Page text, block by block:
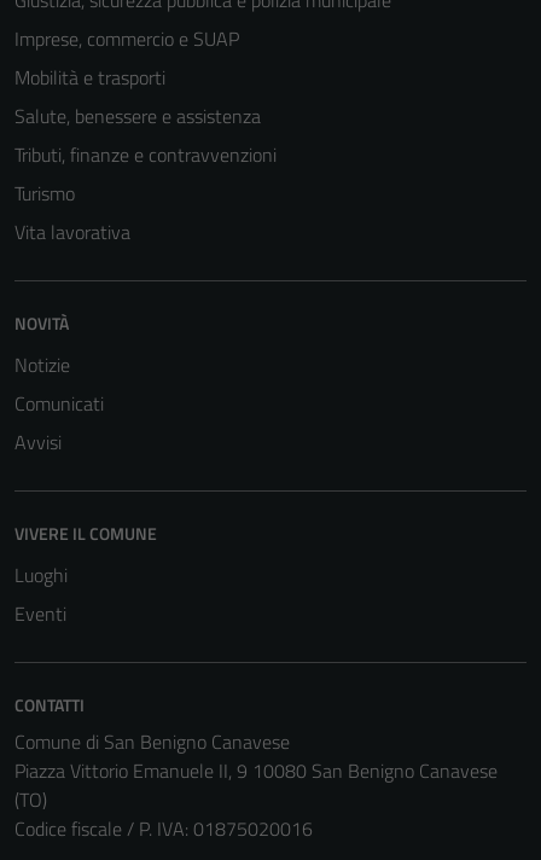
Imprese, commercio e SUAP
Mobilità e trasporti
Salute, benessere e assistenza
Tributi, finanze e contravvenzioni
Turismo
Vita lavorativa
NOVITÀ
Notizie
Comunicati
Avvisi
VIVERE IL COMUNE
Luoghi
Eventi
CONTATTI
Comune di San Benigno Canavese
Piazza Vittorio Emanuele II, 9 10080 San Benigno Canavese
(TO)
Codice fiscale / P. IVA: 01875020016
funzionamento
disabilitati.
non raccolgono